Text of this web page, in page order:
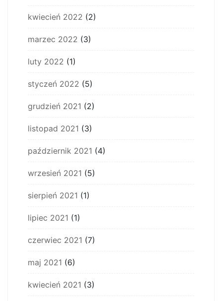
kwiecień 2022 (2)
marzec 2022 (3)
luty 2022 (1)
styczeń 2022 (5)
grudzień 2021 (2)
listopad 2021 (3)
październik 2021 (4)
wrzesień 2021 (5)
sierpień 2021 (1)
lipiec 2021 (1)
czerwiec 2021 (7)
maj 2021 (6)
kwiecień 2021 (3)